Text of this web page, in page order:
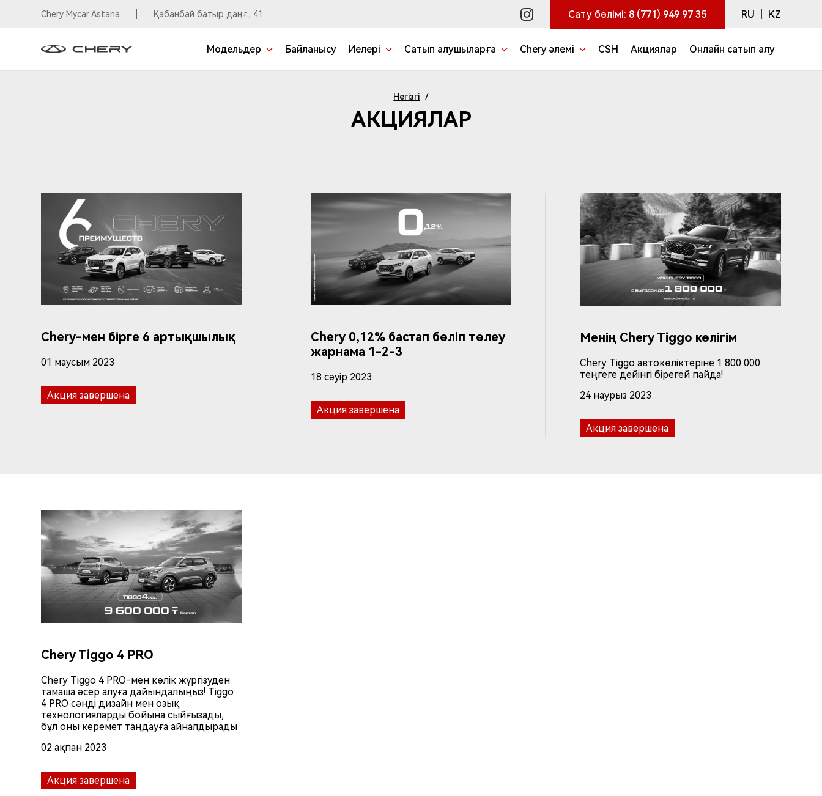
Chery Mycar Astana Қабанбай батыр даңғ., 41 Сату бөлімі: 8 (771) 949 97 35 RU KZ
Модельдер Байланысу Иелері Сатып алушыларға Chery әлемі CSH Акциялар Онлайн сатып алу
Негізгі /
АКЦИЯЛАР
Chery-мен бірге 6 артықшылық
01 маусым 2023
Акция завершена
Chery 0,12% бастап бөліп төлеу
жарнама 1-2-3
18 сәуір 2023
Акция завершена
Менің Chery Tiggo көлігім
Chery Tiggo автокөліктеріне 1 800 000
теңгеге дейінгі бірегей пайда!
24 наурыз 2023
Акция завершена
Chery Tiggo 4 PRO
Chery Tiggo 4 PRO-мен көлік жүргізуден
тамаша әсер алуға дайындалыңыз! Tiggo
4 PRO сәнді дизайн мен озық
технологияларды бойына сыйғызады,
бұл оны керемет таңдауға айналдырады
02 ақпан 2023
Акция завершена